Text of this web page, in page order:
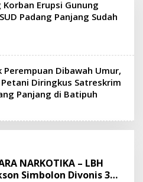
Korban Erupsi Gunung
Padang Panjang Sudah
Perempuan Dibawah Umur,
Diringkus Satreskrim
Panjang di Batipuh
NARKOTIKA – LBH
Simbolon Divonis 3